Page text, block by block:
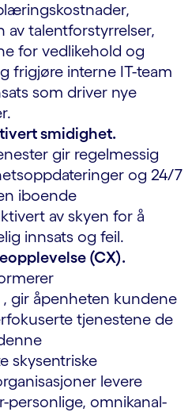
av talentforstyrrelser,
for vedlikehold og
frigjøre interne IT-team
som driver nye
smidighet.
gir regelmessig
og 24/7
iboende
av skyen for å
innsats og feil.
(CX).
, gir åpenheten kundene
tjenestene de
skysentriske
levere
personlige, omnikanal-